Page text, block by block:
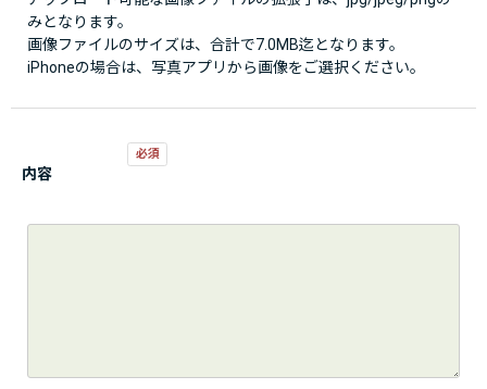
みとなります。
画像ファイルのサイズは、合計で7.0MB迄となります。
iPhoneの場合は、写真アプリから画像をご選択ください。
内容